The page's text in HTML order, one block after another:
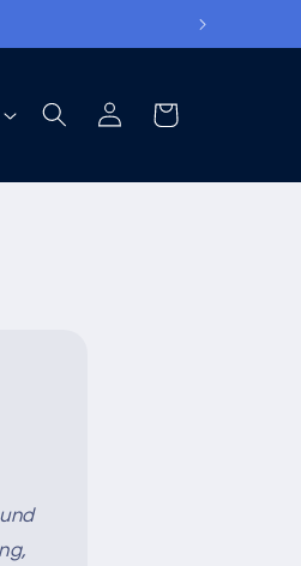
přihlásit
košík